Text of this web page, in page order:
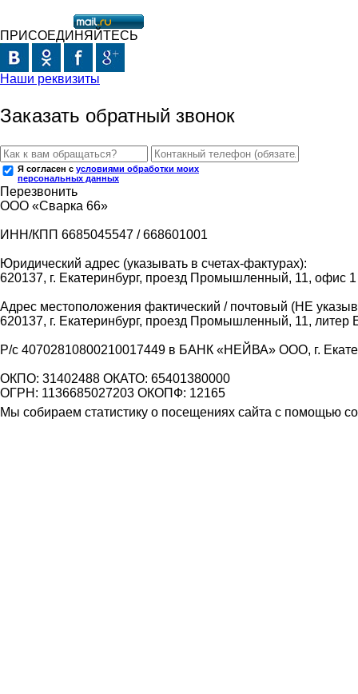
ПРИСОЕДИНЯЙТЕСЬ
Наши реквизиты
Заказать обратный звонок
Я согласен с условиями обработки моих
персональных данных
Перезвонить
ООО «Сварка 66»
ИНН/КПП 6685045547 / 668601001
Юридический адрес (указывать в счетах-фактурах):
620137, г. Екатеринбург, проезд Промышленный, 11, офис 1
Адрес местоположения фактический / почтовый (НЕ
620137, г. Екатеринбург, проезд Промышленный, 11, литер
Р/с 40702810800210017449 в БАНК «НЕЙВА» ООО, г.
ОКПО: 31402488 ОКАТО: 65401380000
ОГРН: 1136685027203 ОКОПФ: 12165
Мы собираем статистику о посещениях сайта с помощью